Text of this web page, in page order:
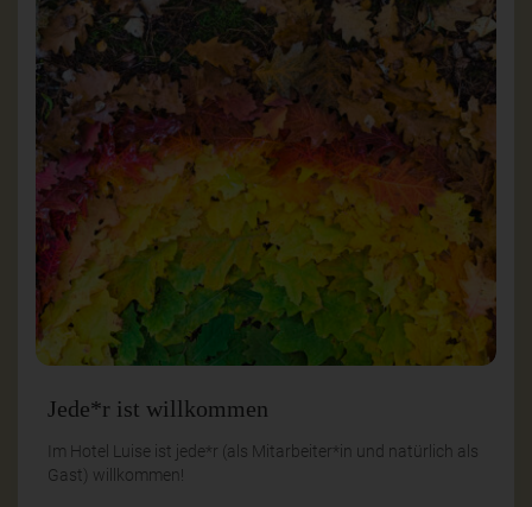
Jede*r ist willkommen
Im Hotel Luise ist jede*r (als Mitarbeiter*in und natürlich als
Gast) willkommen!